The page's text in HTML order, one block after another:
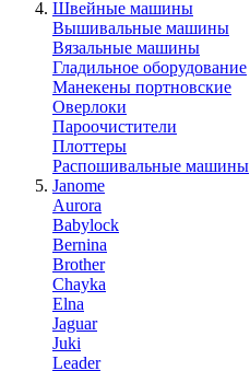
Швейные машины
Вышивальные машины
Вязальные машины
Гладильное оборудование
Манекены портновские
Оверлоки
Пароочистители
Плоттеры
Распошивальные машины
Janome
Aurora
Babylock
Bernina
Brother
Chayka
Elna
Jaguar
Juki
Leader